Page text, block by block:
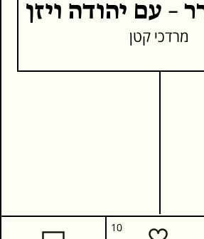
– עם יהודה ויזן
מרדכי קטן
10